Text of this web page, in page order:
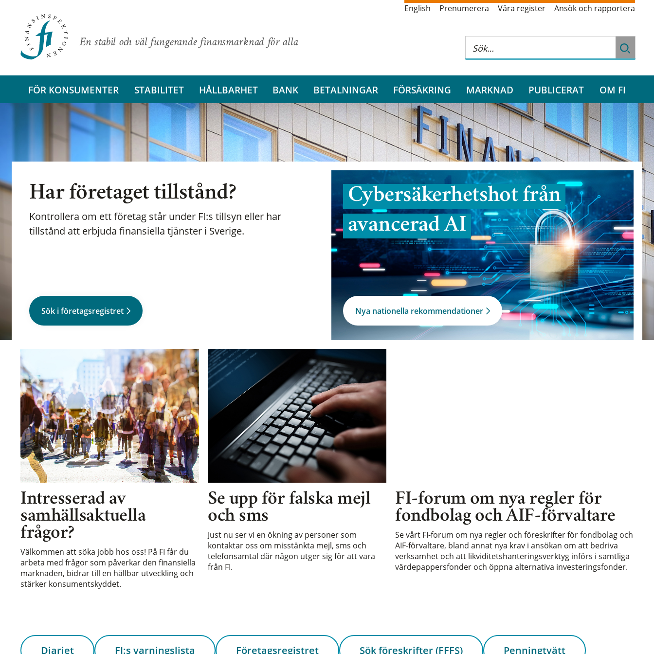
En stabil och väl fungerande finansmarknad för alla
English Prenumerera Våra register Ansök och rapportera
FÖR KONSUMENTER STABILITET HÅLLBARHET BANK BETALNINGAR FÖRSÄKRING MARKNAD PUBLICERAT OM FI
Har företaget tillstånd?
Kontrollera om ett företag står under FI:s tillsyn eller har
tillstånd att erbjuda finansiella tjänster i Sverige.
Sök i företagsregistret
Cybersäkerhetshot från
avancerad AI
Nya nationella rekommendationer
Intresserad av
samhällsaktuella
frågor?
Välkommen att söka jobb hos oss! På FI får du
arbeta med frågor som påverkar den finansiella
marknaden, bidrar till en hållbar utveckling och
stärker konsumentskyddet.
Se upp för falska mejl
och sms
Just nu ser vi en ökning av personer som
kontaktar oss om misstänkta mejl, sms och
telefonsamtal där någon utger sig för att vara
från FI.
FI-forum om nya regler för
fondbolag och AIF-förvaltare
Se vårt FI-forum om nya regler och föreskrifter för fondbolag och
AIF-förvaltare, bland annat nya krav i ansökan om att bedriva
verksamhet och att likviditetshanteringsverktyg införs i samtliga
värdepappersfonder och öppna alternativa investeringsfonder.
Diariet FI:s varningslista Företagsregistret Sök föreskrifter (FFFS) Penningtvätt